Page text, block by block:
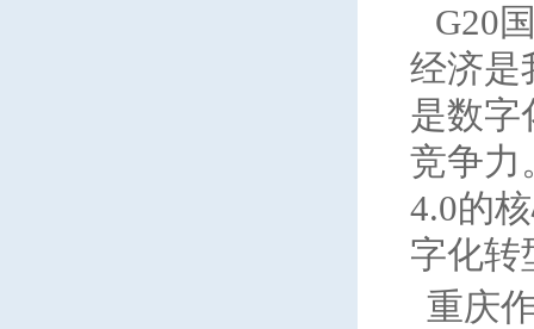
G20
经济是
是数字
竞争力
4.0的
字化转
重庆